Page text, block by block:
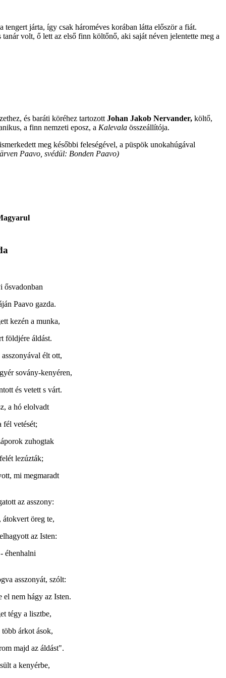
járta, így csak hároméves korában látta először a fiát.
volt, ő lett az első finn költőnő, aki saját néven jelentette meg a
és baráti köréhez tartozott Johan Jakob Nervander, költő,
a finn nemzeti eposz, a Kalevala összeállítója.
meg későbbi feleségével, a püspök unokahúgával
Paavo, svédül: Bonden Paavo)
ősvadonban
Paavo gazda.
kezén a munka,
földjére áldást.
élt ott,
sovány-kenyéren,
és vetett s várt.
a hó elolvadt
fél vetését;
zuhogtak
lezúzták;
mi megmaradt
az asszony:
átokvert öreg te,
az Isten:
éhenhalni
asszonyát, szólt:
nem hágy az Isten.
tégy a lisztbe,
árkot ások,
majd az áldást".
a kenyérbe,